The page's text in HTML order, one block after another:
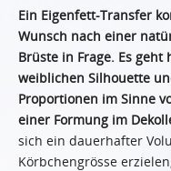
Ein Eigenfett-Transfer
Wunsch nach einer
Brüste in Frage. Es
weiblichen Silhouette
Proportionen im Sinne
einer Formung im
sich ein dauerhafter
Körbchengrösse